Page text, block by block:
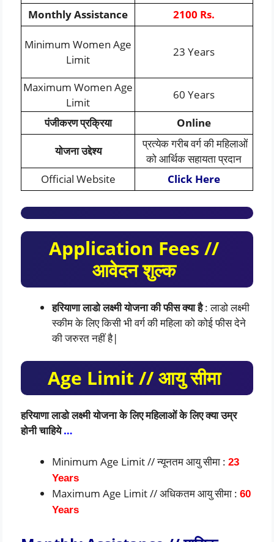
Monthly Assistance
2100 Rs.
Minimum Women Age
Limit
23 Years
Maximum Women Age
Limit
60 Years
पंजीकरण प्रक्रिया
Online
योजना उद्देश्य
प्रत्येक गरीब वर्ग की महिलाओं
को आर्थिक सहायता प्रदान
Official Website
Click Here
Application Fees //
आवेदन शुल्क
हरियाणा लाडो लक्ष्मी योजना की फीस क्या है: लाडो लक्ष्मी
स्कीम के लिए किसी भी वर्ग की महिला को कोई फीस देने
की जरुरत नहीं है|
Age Limit // आयु सीमा
हरियाणा लाडो लक्ष्मी योजना के लिए महिलाओं के लिए क्या उम्र
होनी चाहिये…
Minimum Age Limit // न्यूनतम आयु सीमा : 23
Years
Maximum Age Limit // अधिकतम आयु सीमा : 60
Years